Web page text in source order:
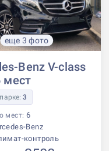
еще 3 фото
Benz V-class
мест
3
мест: 6
Benz
контроль